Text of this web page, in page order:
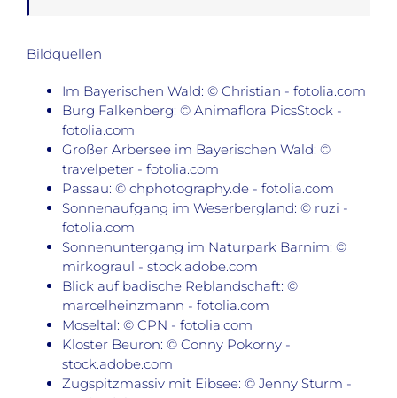
Bildquellen
Im Bayerischen Wald: © Christian - fotolia.com
Burg Falkenberg: © Animaflora PicsStock -
fotolia.com
Großer Arbersee im Bayerischen Wald: ©
travelpeter - fotolia.com
Passau: © chphotography.de - fotolia.com
Sonnenaufgang im Weserbergland: © ruzi -
fotolia.com
Sonnenuntergang im Naturpark Barnim: ©
mirkograul - stock.adobe.com
Blick auf badische Reblandschaft: ©
marcelheinzmann - fotolia.com
Moseltal: © CPN - fotolia.com
Kloster Beuron: © Conny Pokorny -
stock.adobe.com
Zugspitzmassiv mit Eibsee: © Jenny Sturm -